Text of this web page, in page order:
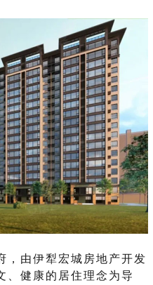
，由伊犁宏城房地产开发
、健康的居住理念为导